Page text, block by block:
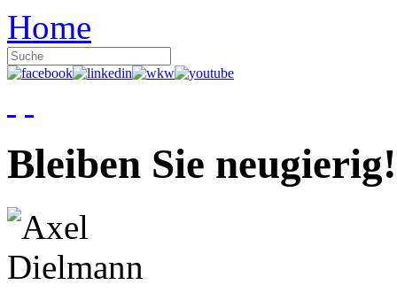
Home
Bleiben Sie neugierig!